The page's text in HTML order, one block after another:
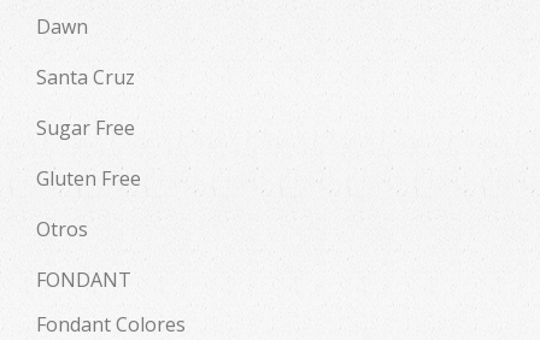
Dawn
Santa Cruz
Sugar Free
Gluten Free
Otros
FONDANT
Fondant Colores